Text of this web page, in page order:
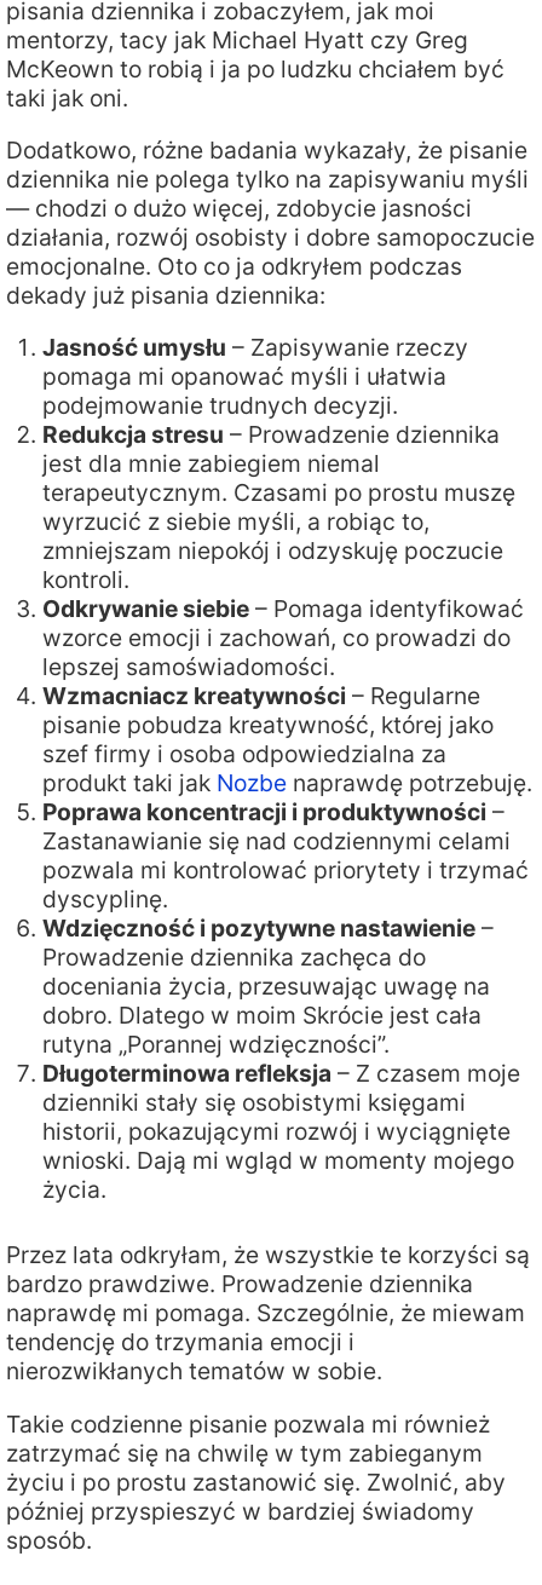
pisania dziennika i zobaczyłem, jak moi
mentorzy, tacy jak Michael Hyatt czy Greg
McKeown to robią i ja po ludzku chciałem być
taki jak oni.
Dodatkowo, różne badania wykazały, że pisanie
dziennika nie polega tylko na zapisywaniu myśli
— chodzi o dużo więcej, zdobycie jasności
działania, rozwój osobisty i dobre samopoczucie
emocjonalne. Oto co ja odkryłem podczas
dekady już pisania dziennika:
Jasność umysłu – Zapisywanie rzeczy
pomaga mi opanować myśli i ułatwia
podejmowanie trudnych decyzji.
Redukcja stresu – Prowadzenie dziennika
jest dla mnie zabiegiem niemal
terapeutycznym. Czasami po prostu muszę
wyrzucić z siebie myśli, a robiąc to,
zmniejszam niepokój i odzyskuję poczucie
kontroli.
Odkrywanie siebie – Pomaga identyfikować
wzorce emocji i zachowań, co prowadzi do
lepszej samoświadomości.
Wzmacniacz kreatywności – Regularne
pisanie pobudza kreatywność, której jako
szef firmy i osoba odpowiedzialna za
produkt taki jak Nozbe naprawdę potrzebuję.
Poprawa koncentracji i produktywności –
Zastanawianie się nad codziennymi celami
pozwala mi kontrolować priorytety i trzymać
dyscyplinę.
Wdzięczność i pozytywne nastawienie –
Prowadzenie dziennika zachęca do
doceniania życia, przesuwając uwagę na
dobro. Dlatego w moim Skrócie jest cała
rutyna „Porannej wdzięczności”.
Długoterminowa refleksja – Z czasem moje
dzienniki stały się osobistymi księgami
historii, pokazującymi rozwój i wyciągnięte
wnioski. Dają mi wgląd w momenty mojego
życia.
Przez lata odkryłam, że wszystkie te korzyści są
bardzo prawdziwe. Prowadzenie dziennika
naprawdę mi pomaga. Szczególnie, że miewam
tendencję do trzymania emocji i
nierozwikłanych tematów w sobie.
Takie codzienne pisanie pozwala mi również
zatrzymać się na chwilę w tym zabieganym
życiu i po prostu zastanowić się. Zwolnić, aby
później przyspieszyć w bardziej świadomy
sposób.